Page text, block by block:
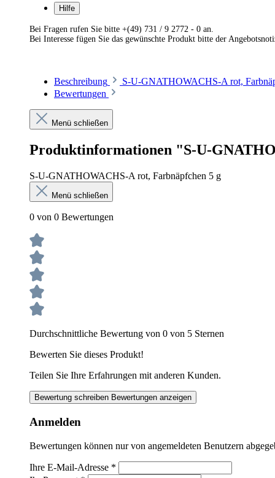
Hilfe
Bei Fragen rufen Sie bitte +(49) 731 / 9 2772 - 0 an.
Bei Interesse fügen Sie das gewünschte Produkt bitte der
Beschreibung
S-U-GNATHOWACHS-A rot,
Bewertungen
Menü schließen
Produktinformationen "S-U-
S-U-GNATHOWACHS-A rot, Farbnäpfchen 5 g
Menü schließen
0 von 0 Bewertungen
Durchschnittliche Bewertung von 0 von 5 Sternen
Bewerten Sie dieses Produkt!
Teilen Sie Ihre Erfahrungen mit anderen Kunden.
Bewertung schreiben Bewertungen anzeigen
Anmelden
Bewertungen können nur von angemeldeten Benutzern
Ihre E-Mail-Adresse *